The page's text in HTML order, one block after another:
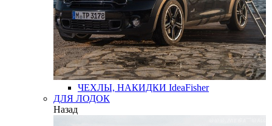
ЧЕХЛЫ, НАКИДКИ IdeaFisher
ДЛЯ ЛОДОК
Назад